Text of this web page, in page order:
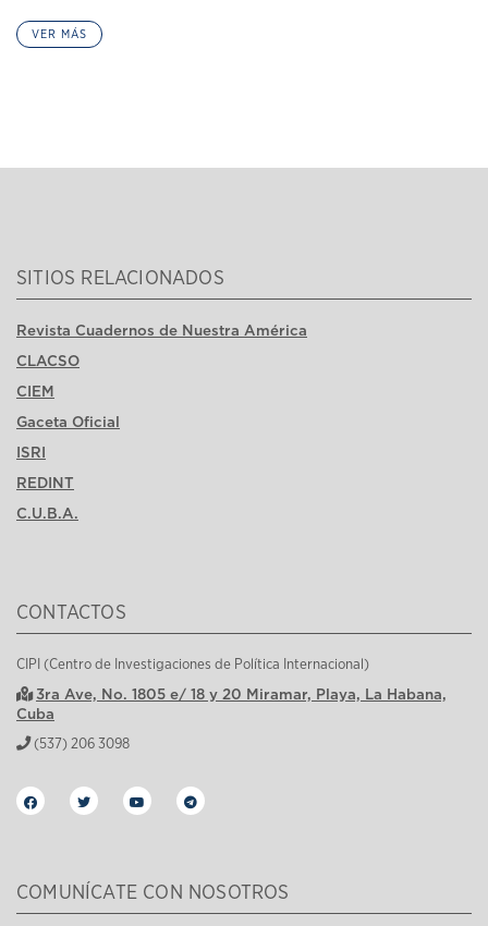
VER MÁS
SITIOS RELACIONADOS
Revista Cuadernos de Nuestra América
CLACSO
CIEM
Gaceta Oficial
ISRI
REDINT
C.U.B.A.
CONTACTOS
CIPI (Centro de Investigaciones de Política Internacional)
3ra Ave, No. 1805 e/ 18 y 20 Miramar, Playa, La Habana,
Cuba
(537) 206 3098
COMUNÍCATE CON NOSOTROS